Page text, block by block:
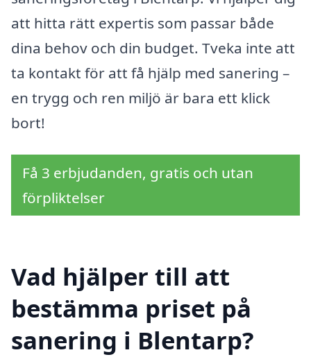
att hitta rätt expertis som passar både
dina behov och din budget. Tveka inte att
ta kontakt för att få hjälp med sanering –
en trygg och ren miljö är bara ett klick
bort!
Få 3 erbjudanden, gratis och utan
förpliktelser
Vad hjälper till att
bestämma priset på
sanering i Blentarp?